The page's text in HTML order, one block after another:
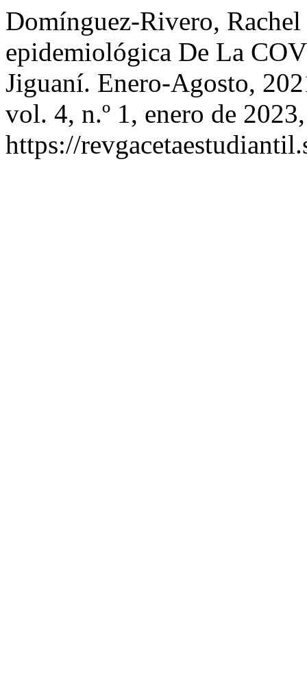
Domínguez-Rivero,
epidemiológica De La
Jiguaní. Enero-Agosto,
vol. 4, n.º 1, enero de
https://